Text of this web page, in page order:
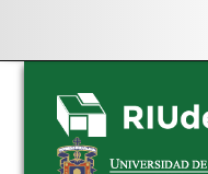
Skip
navigation